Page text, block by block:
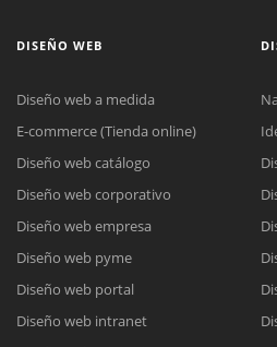
DISEÑO WEB
Diseño web a medida
E-commerce (Tienda online)
Diseño web catálogo
Diseño web corporativo
Diseño web empresa
Diseño web pyme
Diseño web portal
Diseño web intranet